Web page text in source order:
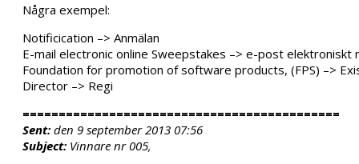
Några exempel:
Notificication –> Anmälan
E-mail electronic online Sweepstakes –> e-post
Foundation for promotion of software products, (FPS) –>
Director –> Regi
============================================
Sent: den 9 september 2013 07:56
Subject: Vinnare nr 005,